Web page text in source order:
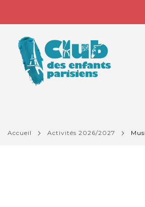
accueil activités 2026/2027